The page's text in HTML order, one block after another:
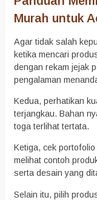
Murah untuk
Agar tidak salah
ketika mencari
dengan rekam jejak
pengalaman
Kedua, perhatikan
terjangkau. Bahan
toga terlihat tertata.
Ketiga, cek
melihat contoh
serta desain yang
Selain itu, pilih